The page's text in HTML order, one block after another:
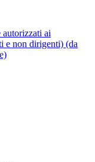
ai
e non dirigenti) (da